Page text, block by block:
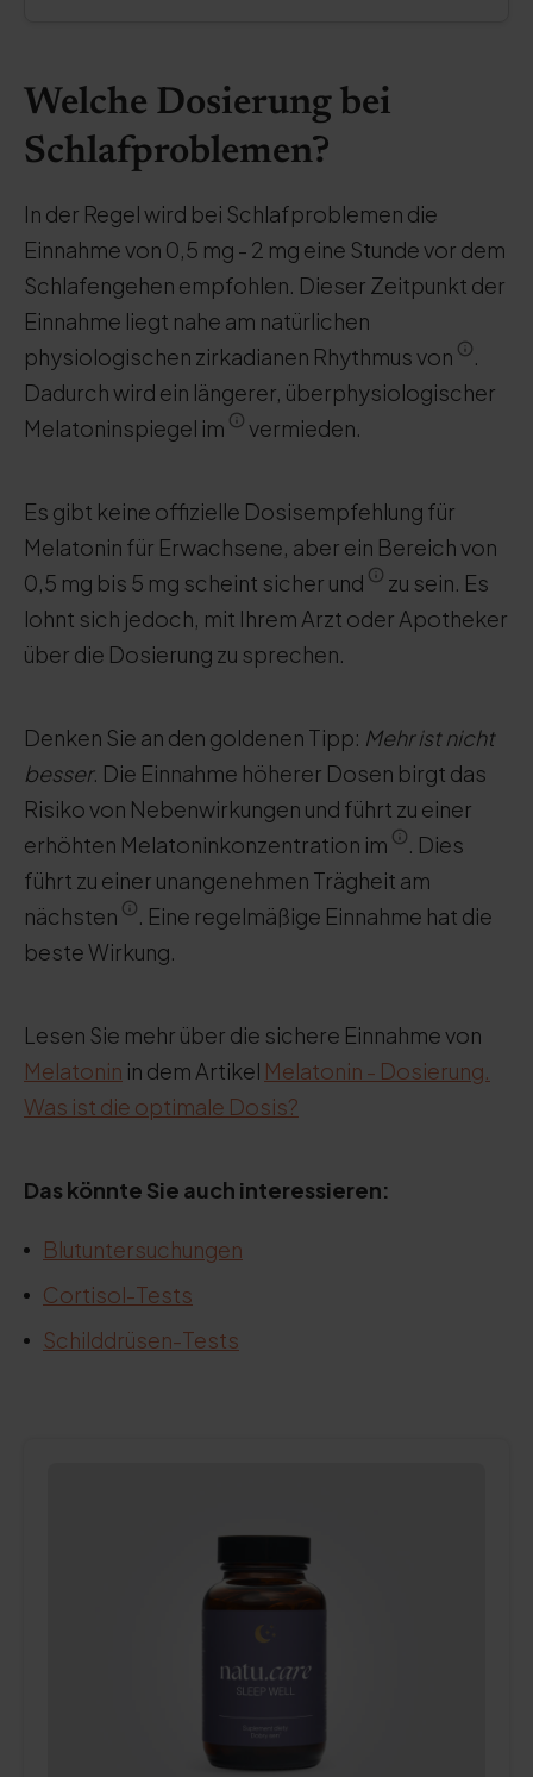
Welche Dosierung bei
Schlafproblemen?
In der Regel wird bei Schlafproblemen die
Einnahme von 0,5 mg - 2 mg eine Stunde vor dem
Schlafengehen empfohlen. Dieser Zeitpunkt der
Einnahme liegt nahe am natürlichen
physiologischen zirkadianen Rhythmus von
Dadurch wird ein längerer, überphysiologischer
Melatoninspiegel im
vermieden.
Es gibt keine offizielle Dosisempfehlung für
Melatonin für Erwachsene, aber ein Bereich von
0,5 mg bis 5 mg scheint sicher und
zu sein. Es
lohnt sich jedoch, mit Ihrem Arzt oder Apotheker
über die Dosierung zu sprechen.
Denken Sie an den goldenen Tipp: Mehr ist nicht
besser. Die Einnahme höherer Dosen birgt das
Risiko von Nebenwirkungen und führt zu einer
erhöhten Melatoninkonzentration im
. Dies
führt zu einer unangenehmen Trägheit am
nächsten
. Eine regelmäßige Einnahme hat die
beste Wirkung.
Lesen Sie mehr über die sichere Einnahme von
Melatonin in dem Artikel Melatonin - Dosierung.
Was ist die optimale Dosis?
Das könnte Sie auch interessieren:
Blutuntersuchungen
Cortisol-Tests
Schilddrüsen-Tests